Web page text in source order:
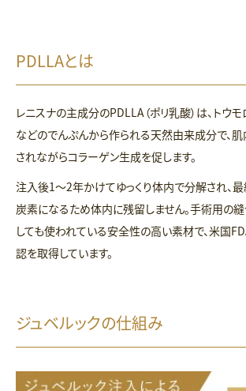
PDLLAとは
レニスナの主成分のPDLLA（ポリ乳酸）は、トウ
などのでんぷんから作られる天然由来成分で、
されながらコラーゲン生成を促します。
注入後1〜2年かけてゆっくり体内で分解され、
炭素になるため体内に残留しません。手術用の
しても使われている安全性の高い素材で、米国
認を取得しています。
ジュベルックの仕組み